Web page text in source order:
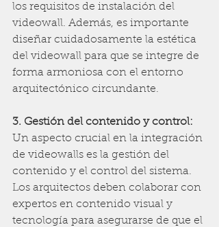
los requisitos de instalación del
videowall. Además, es importante
diseñar cuidadosamente la estética
del videowall para que se integre de
forma armoniosa con el entorno
arquitectónico circundante.
3. Gestión del contenido y control:
Un aspecto crucial en la integración
de videowalls es la gestión del
contenido y el control del sistema.
Los arquitectos deben colaborar con
expertos en contenido visual y
tecnología para asegurarse de que el